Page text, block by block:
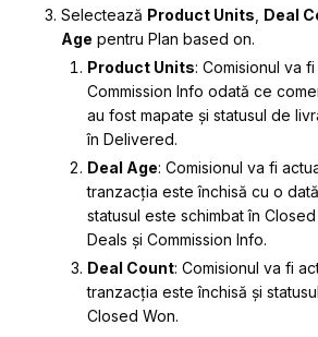
Selectează Product Units Deal
Age pentru Plan based on.
Product Units: Comisionul va
Commission Info odată ce
au fost mapate și statusul de
în Delivered.
Deal Age: Comisionul va fi
tranzacția este închisă cu o
statusul este schimbat în Closed
Deals și Commission Info.
Deal Count: Comisionul va fi
tranzacția este închisă și
Closed Won.